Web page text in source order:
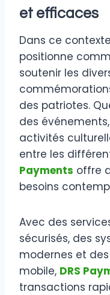
et efficaces
Dans ce
positionne
soutenir les
des patriotes.
des
activités
entre les
Payments offre
besoins
Avec des
sécurisés, des
modernes et
mobile, DRS
transactions